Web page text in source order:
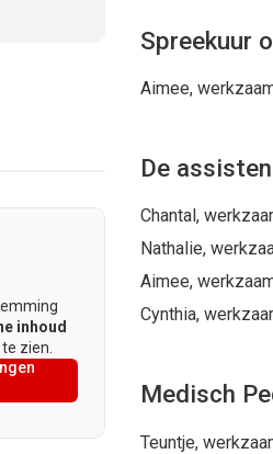
Spreekuur
Aimee,
De
Chantal,
Nathalie,
Aimee,
Cynthia,
Medisch
Teuntje,
inhoud
zien.